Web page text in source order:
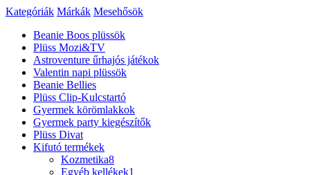
Kategóriák Márkák Mesehősök
Beanie Boos plüssök
Plüss Mozi&TV
Astroventure űrhajós játékok
Valentin napi plüssök
Beanie Bellies
Plüss Clip-Kulcstartó
Gyermek körömlakkok
Gyermek party kiegészítők
Plüss Divat
Kifutó termékek
Kozmetika8
Egyéb kellékek1